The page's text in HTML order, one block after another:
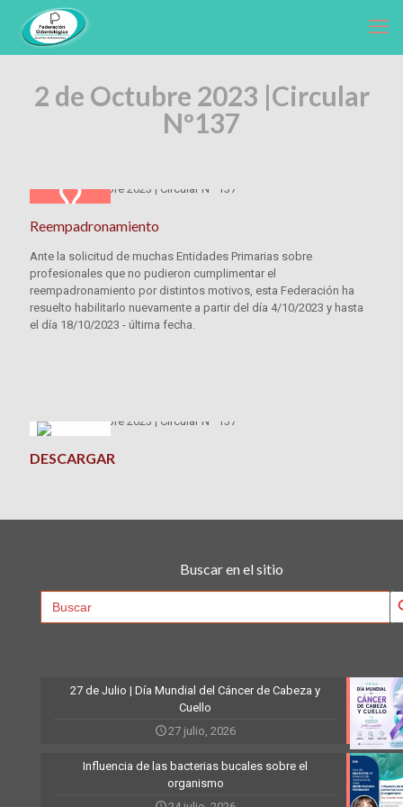
2 de Octubre 2023 |Circular
Nº137
Reempadronamiento
Ante la solicitud de muchas Entidades Primarias sobre
profesionales que no pudieron cumplimentar el
reempadronamiento por distintos motivos, esta Federación ha
resuelto habilitarlo nuevamente a partir del día 4/10/2023 y hasta
el día 18/10/2023 - última fecha.
DESCARGAR
Buscar en el sitio
Search
27 de Julio | Día Mundial del Cáncer de Cabeza y
Cuello
27 julio, 2026
Influencia de las bacterias bucales sobre el
organismo